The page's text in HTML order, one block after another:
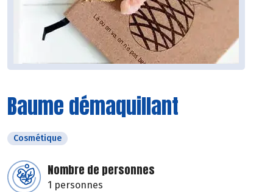
Baume démaquillant
Cosmétique
Nombre de personnes
1 personnes